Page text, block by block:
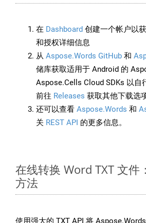
在 Dashboard 创建一个帐户以
和授权详细信息
从 Aspose.Words GitHub 和
储库获取适用于 Android 的
Aspose.Cells Cloud SDKs 以自
前往 Releases 获取其他下载选项
还可以查看 Aspose.Words 和
关 REST API 的更多信息。
在线转换 Word TXT 文件
方法
使用强大的 TXT API 将